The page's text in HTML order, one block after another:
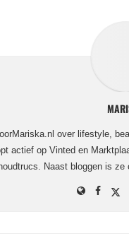
over lifestyle,
actief op Vinted en
Naast bloggen is